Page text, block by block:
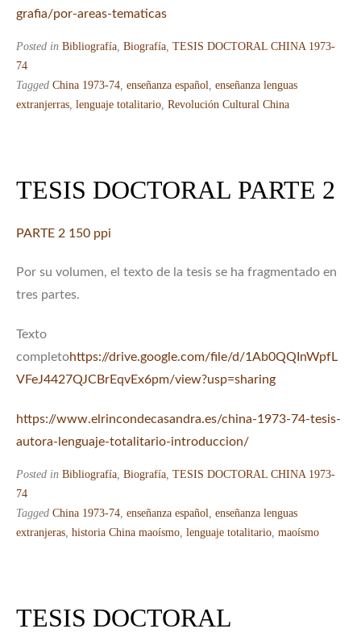
grafia/por-areas-tematicas
Posted in Bibliografía Biografía TESIS DOCTORAL CHINA 1973-
74
Tagged China 1973-74 enseñanza español
enseñanza lenguas
extranjerras lenguaje totalitario Revolución Cultural China
TESIS DOCTORAL PARTE 2
PARTE 2 150 ppi
Por su volumen, el texto de la tesis se ha fragmentado en
tres partes.
Texto
completohttps://drive.google.com/file/d/1Ab0QQInWpfL
VFeJ4427QJCBrEqvEx6pm/view?usp=sharing
https://www.elrincondecasandra.es/china-1973-74-tesis-
autora-lenguaje-totalitario-introduccion/
Posted in Bibliografía Biografía TESIS DOCTORAL CHINA 1973-
74
Tagged China 1973-74 enseñanza español
enseñanza lenguas
extranjeras historia China maoísmo lenguaje totalitario maoísmo
TESIS DOCTORAL